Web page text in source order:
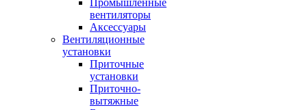
Промышленные
вентиляторы
Аксессуары
Вентиляционные
установки
Приточные
установки
Приточно-
вытяжные